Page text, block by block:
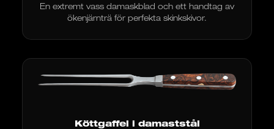
En extremt vass damaskblad och ett handtag av
ökenjärnträ för perfekta skinkskivor.
Köttgaffel i damaststål